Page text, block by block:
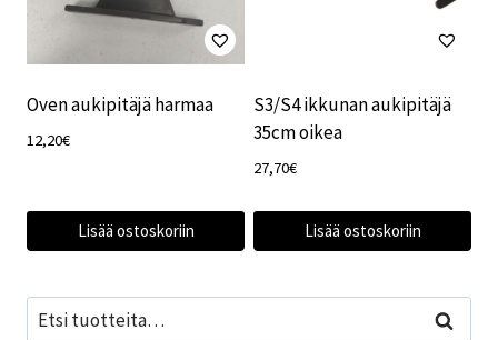
Oven aukipitäjä harmaa
12,20€
Lisää ostoskoriin
S3/S4 ikkunan aukipitäjä
35cm oikea
27,70€
Lisää ostoskoriin
Etsi: Haku